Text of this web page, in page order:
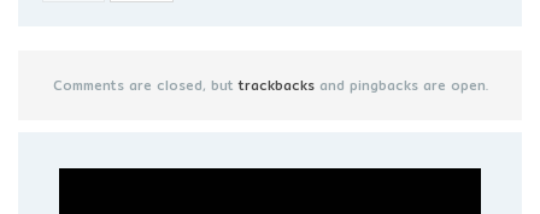
Comments are closed, buttrackbacksand pingbacks are open.